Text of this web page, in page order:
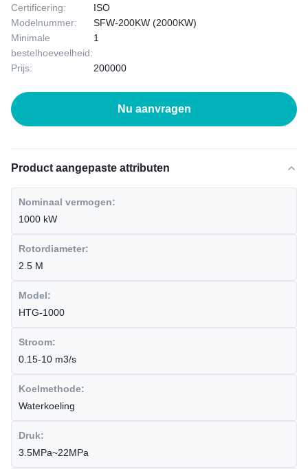
Certificering:
ISO
Modelnummer:
SFW-200KW (2000KW)
Minimale
bestelhoeveelheid:
1
Prijs: 200000
Nu aanvragen
Product aangepaste attributen
Nominaal vermogen:
1000 kW
Rotordiameter:
2.5 M
Model:
HTG-1000
Stroom:
0.15-10 m3/s
Koelmethode:
Waterkoeling
Druk:
3.5MPa~22MPa